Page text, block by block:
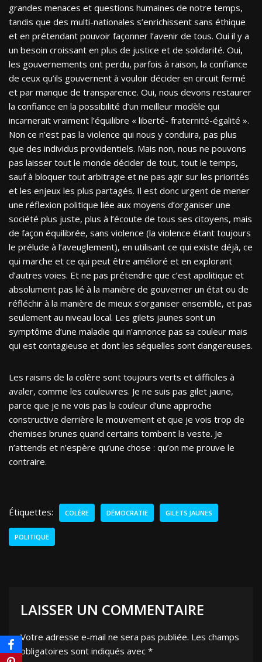
grandes menaces et questions humaines de notre temps,
tandis que des multi-nationales s’enrichissent sans éthique
et en prétendant pouvoir façonner l’avenir de tous. Oui il y a
un besoin croissant en plus de justice et de solidarité. Oui,
les gouvernements ont perdu, parfois à raison, la confiance
de ceux qu’ils gouvernent à vouloir décider en circuit fermé
et par manque de transparence. Oui, nous devons restaurer
la confiance en la possibilité d’un meilleur modèle qui
incarnerait vraiment l’équilibre « liberté- fraternité-égalité ».
Non ce n’est pas la violence qui nous y conduira, pas plus
que des individus providentiels. Mais non, nous ne pouvons
pas laisser tout le monde décider de tout, tout le temps,
sauf à bloquer tout arbitrage et ne pas agir sur les priorités
et les enjeux les plus partagés. Il est donc urgent de mener
une réflexion politique liée aux moyens d’organiser une
société plus juste, plus à l’écoute de tous ses citoyens, mais
de façon équilibrée, sans violence (la violence étant toujours
le prélude à l’aveuglement), en utilisant ce qui existe déjà, ce
qui marche et ce qui peut être amélioré et en explorant
d’autres voies. Et ne pas prétendre que c’est apolitique et
absolument pas lié à la manière de gouverner un état ou de
réfléchir à la manière de mieux s’organiser ensemble, et pas
seulement au niveau local. Les gilets jaunes sont un
symptôme d’une maladie qui n’annonce pas sa couleur mais
qui est contagieuse et dont les séquelles sont dangereuses.
Les raisins de la colère sont toujours verts et difficiles à
avaler, comme les couleuvres. Je ne suis pas gilet jaune,
parce que je ne vois pas la couleur d’une approche
constructive derrière le mouvement et que je vois trop de
chemises brunes quand certains tombent la veste. Je
n’attends et n’espère qu’une chose : qu’on me prouve le
contraire.
Étiquettes: COLÈRE DÉMOCRATIE GILETS JAUNES
POLITIQUE
LAISSER UN COMMENTAIRE
Votre adresse e-mail ne sera pas publiée. Les champs
obligatoires sont indiqués avec *